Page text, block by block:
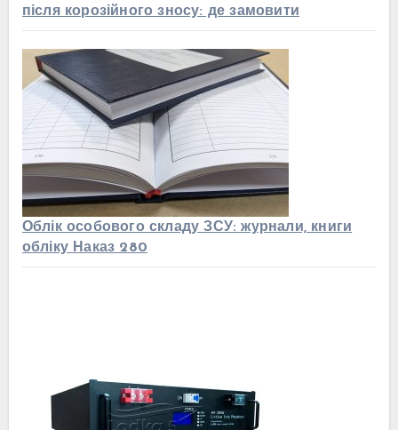
після корозійного зносу: де замовити
Облік особового складу ЗСУ: журнали, книги
обліку Наказ 280